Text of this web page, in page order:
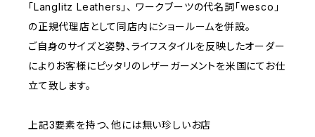
「Langlitz Leathers」、 ワークブーツの代名詞「wesco」
の正規代理店として同店内にショールームを併設。
ご自身のサイズと姿勢、ライフスタイルを反映したオーダー
によりお客様にピッタリのレザーガーメントを米国にてお仕
立て致します。
上記3要素を持つ、他には無い珍しいお店